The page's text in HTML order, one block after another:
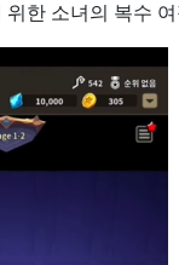
한 소녀의 복수